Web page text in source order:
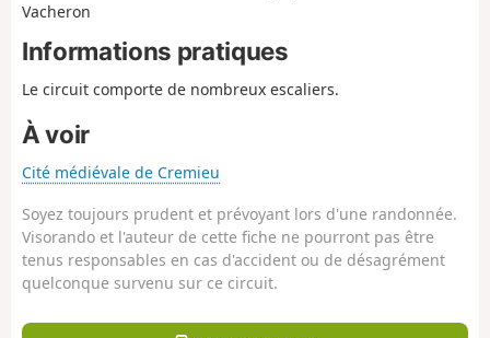
Vacheron
Informations pratiques
Le circuit comporte de nombreux escaliers.
À voir
Cité médiévale de Cremieu
Soyez toujours prudent et prévoyant lors d'une randonnée.
Visorando et l'auteur de cette fiche ne pourront pas être
tenus responsables en cas d'accident ou de désagrément
quelconque survenu sur ce circuit.